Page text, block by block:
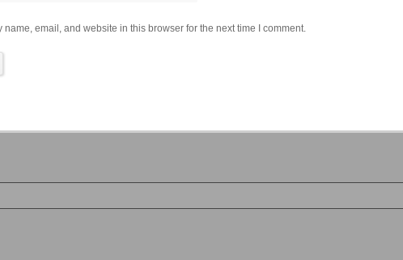
name, email, and website in this browser for the next time I comment.